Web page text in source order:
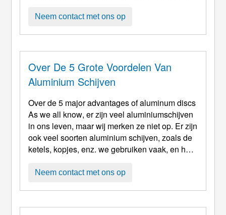
aluminium rijstkoker, aluminium kookgerei,
duurzaam, lage prijs, verwarming snel en
uniform, geen roest en gemakkelijk te kl ...
Neem contact met ons op
Over De 5 Grote Voordelen Van
Aluminium Schijven
Over de 5 major advantages of aluminum discs
As we all know, er zijn veel aluminiumschijven
in ons leven, maar wij merken ze niet op. Er zijn
ook veel soorten aluminium schijven, zoals de
ketels, kopjes, enz. we gebruiken vaak, en het
de meest voorkomende lampen, servies,
misschien kent u de voordelen van aluin niet ...
Neem contact met ons op